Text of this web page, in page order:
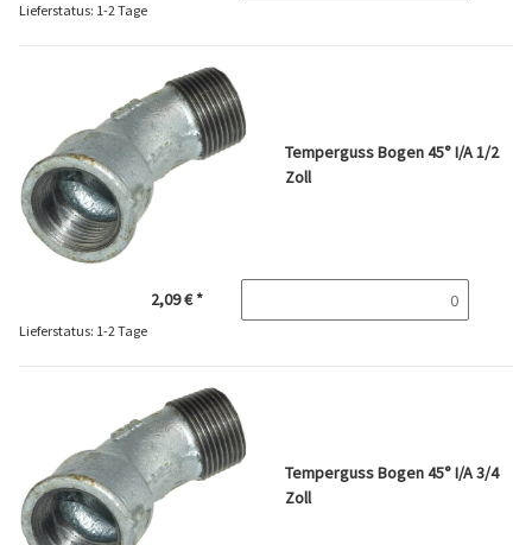
Lieferstatus: 1-2 Tage
Temperguss Bogen 45° I/A 1/2
Zoll
2,09 €*
Lieferstatus: 1-2 Tage
Temperguss Bogen 45° I/A 3/4
Zoll